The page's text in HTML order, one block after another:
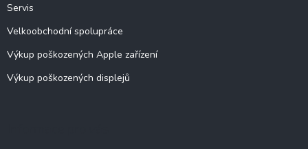
Servis
Velkoobchodní spolupráce
Výkup poškozených Apple zařízení
Výkup poškozených displejů